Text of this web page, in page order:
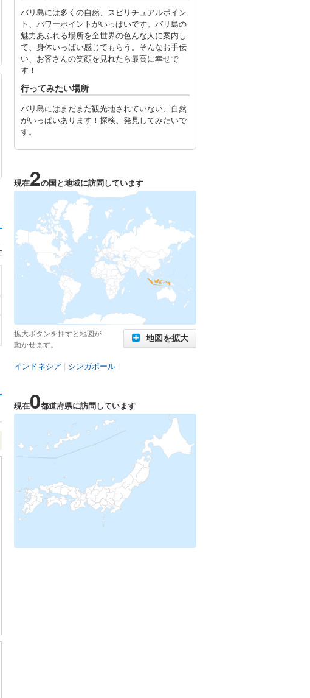
バリ島には多くの自然、スピリチュアルポイン
ト、パワーポイントがいっぱいです。バリ島の
魅力あふれる場所を全世界の色んな人に案内し
て、身体いっぱい感じてもらう。そんなお手伝
い、お客さんの笑顔を見れたら最高に幸せで
す！
行ってみたい場所
バリ島にはまだまだ観光地されていない、自然
がいっぱいあります！探検、発見してみたいで
す。
現在2の国と地域に訪問しています
拡大ボタンを押すと地図が
動かせます。
地図を拡大
インドネシア | シンガポール |
現在0都道府県に訪問しています